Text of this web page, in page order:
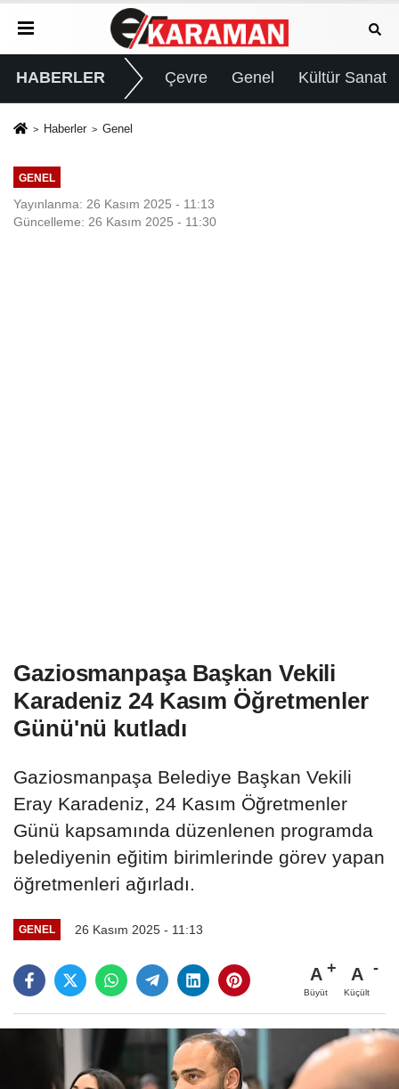
HABERLER Çevre Genel Kültür Sanat
Haberler Genel
GENEL
Yayınlanma: 26 Kasım 2025 - 11:13
Güncelleme: 26 Kasım 2025 - 11:30
Gaziosmanpaşa Başkan Vekili
Karadeniz 24 Kasım Öğretmenler
Günü'nü kutladı
Gaziosmanpaşa Belediye Başkan Vekili
Eray Karadeniz, 24 Kasım Öğretmenler
Günü kapsamında düzenlenen programda
belediyenin eğitim birimlerinde görev yapan
öğretmenleri ağırladı.
GENEL 26 Kasım 2025 - 11:13
A
Büyüt
A
Küçült